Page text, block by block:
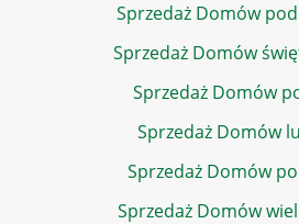
Sprzedaż Domów
Sprzedaż Domów
Sprzedaż Domów
Sprzedaż Domów
Sprzedaż Domów
Sprzedaż Domów